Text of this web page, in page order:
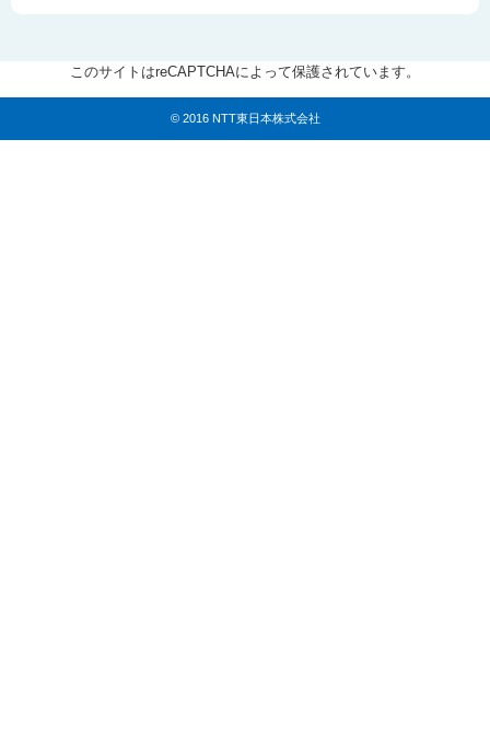
このサイトはreCAPTCHAによって保護されています。
© 2016 NTT東日本株式会社